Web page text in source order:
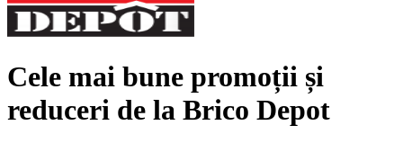
Cele mai bune promoții și
reduceri de la Brico Depot